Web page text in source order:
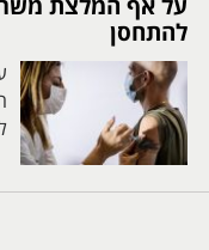
על אף המלצת
להתחסן